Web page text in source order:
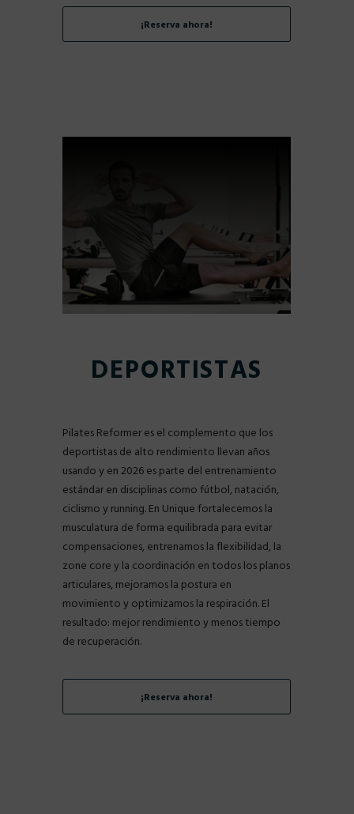
¡Reserva ahora!
DEPORTISTAS
Pilates Reformer es el complemento que los
deportistas de alto rendimiento llevan años
usando y en 2026 es parte del entrenamiento
estándar en disciplinas como fútbol, natación,
ciclismo y running. En Unique fortalecemos la
musculatura de forma equilibrada para evitar
compensaciones, entrenamos la flexibilidad, la
zone core y la coordinación en todos los planos
articulares, mejoramos la postura en
movimiento y optimizamos la respiración. El
resultado: mejor rendimiento y menos tiempo
de recuperación.
¡Reserva ahora!